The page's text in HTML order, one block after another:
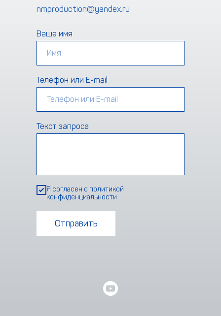
nmproduction@yandex.ru
Ваше имя
Телефон или E-mail
Текст запроса
Я согласен с политикой
конфиденциальности
Отправить